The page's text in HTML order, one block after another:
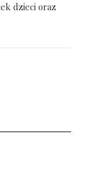
dzieci oraz